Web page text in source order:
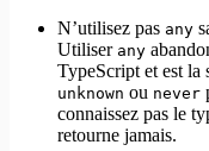
N’utilisez pas any
Utiliser any
TypeScript et est la
unknown ou never
connaissez pas le
retourne jamais.